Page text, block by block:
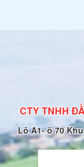
CTY TNHH
Lô A1- ô 70